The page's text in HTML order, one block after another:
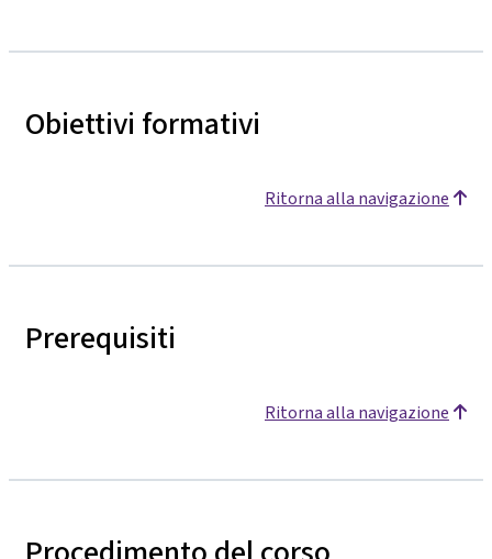
Obiettivi formativi
Ritorna alla navigazione
Prerequisiti
Ritorna alla navigazione